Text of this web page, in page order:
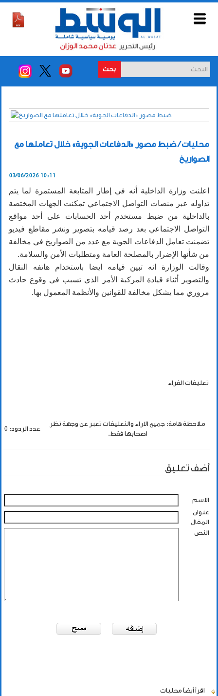
بحث
محليات / ضبط مصور «الدفاعات الجوية» خلال تعاملها مع
الصواريخ
03/06/2026 10:11
اعلنت وزارة الداخلية أنه في إطار المتابعة المستمرة لما يتم
تداوله عبر منصات التواصل الاجتماعي تمكنت الجهات المختصة
بالداخلية من ضبط مستخدم أحد الحسابات على أحد مواقع
التواصل الاجتماعي بعد رصد قيامه بتصوير ونشر مقاطع فيديو
تضمنت تعامل الدفاعات الجوية مع عدد من الصواريخ في مخالفة
من شأنها الإضرار بالمصلحة العامة ومتطلبات الأمن والسلامة.
وقالت الوزارة انه تبين قيامه ايضا باستخدام هاتفه النقال
والتصوير أثناء قيادة المركبة الأمر الذي تسبب في وقوع حادث
مروري مما يشكل مخالفة للقوانين والأنظمة المعمول بها.
تعليقات القراء
ملاحظة هامة: جميع الاراء والتعليقات تعبر عن وجهة نظر
اصحابها فقط.
عدد الردود: 0
أضف تعليق
الاسم
عنوان
المقال
النص
اقرأ أيضاً محليات